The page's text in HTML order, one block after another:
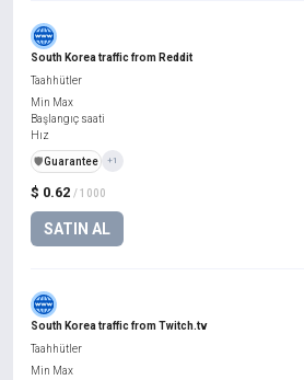
South Korea traffic from Reddit
$ 0.62 / 1000
SATIN AL
Taahhütler
Min Max
Başlangıç saati
Hız
️🛡️Guarantee +1
South Korea traffic from Twitch.tv
Taahhütler
Min Max